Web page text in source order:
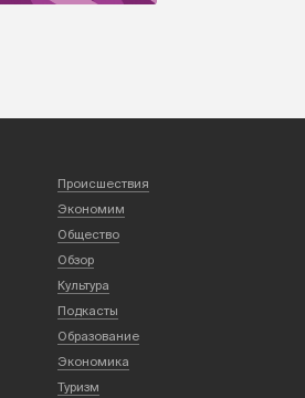
Происшествия
Экономим
Общество
Обзор
Культура
Подкасты
Образование
Экономика
Туризм